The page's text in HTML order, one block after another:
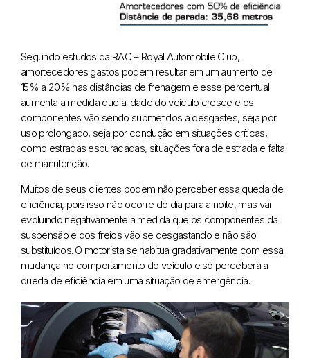
Segundo estudos da RAC – Royal Automobile Club,
amortecedores gastos podem resultar em um aumento de
15% a 20% nas distâncias de frenagem e esse percentual
aumenta a medida que a idade do veículo cresce e os
componentes vão sendo submetidos a desgastes, seja por
uso prolongado, seja por condução em situações críticas,
como estradas esburacadas, situações fora de estrada e falta
de manutenção.
Muitos de seus clientes podem não perceber essa queda de
eficiência, pois isso não ocorre do dia para a noite, mas vai
evoluindo negativamente a medida que os componentes da
suspensão e dos freios vão se desgastando e não são
substituídos. O motorista se habitua gradativamente com essa
mudança no comportamento do veículo e só perceberá a
queda de eficiência em uma situação de emergência.